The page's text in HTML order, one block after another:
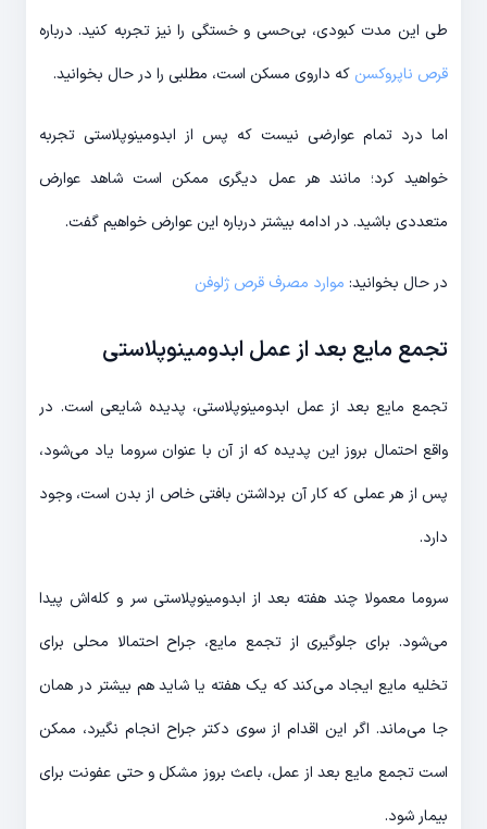
طی این مدت کبودی، بی‌حسی و خستگی را نیز تجربه کنید. درباره
قرص ناپروکسن که داروی مسکن است، مطلبی را در حال بخوانید.
اما درد تمام عوارضی نیست که پس از ابدومینوپلاستی تجربه
خواهید کرد؛ مانند هر عمل دیگری ممکن است شاهد عوارض
متعددی باشید. در ادامه بیشتر درباره این عوارض خواهیم گفت.
در حال بخوانید: موارد مصرف قرص ژلوفن
تجمع مایع بعد از عمل ابدومینوپلاستی
تجمع مایع بعد از عمل ابدومینوپلاستی، پدیده شایعی است. در
واقع احتمال بروز این پدیده که از آن با عنوان سروما یاد می‌شود،
پس از هر عملی که کار آن برداشتن بافتی خاص از بدن است، وجود
دارد.
سروما معمولا چند هفته بعد از ابدومینوپلاستی سر و کله‌اش پیدا
می‌شود. برای جلوگیری از تجمع مایع، جراح احتمالا محلی برای
تخلیه مایع ایجاد می‌کند که یک هفته یا شاید هم بیشتر در همان
جا می‌ماند. اگر این اقدام از سوی دکتر جراح انجام نگیرد، ممکن
است تجمع مایع بعد از عمل، باعث بروز مشکل و حتی عفونت برای
بیمار شود.